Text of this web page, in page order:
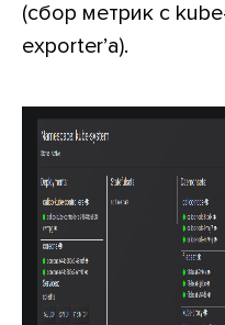
(сбор метрик с
exporter’а).